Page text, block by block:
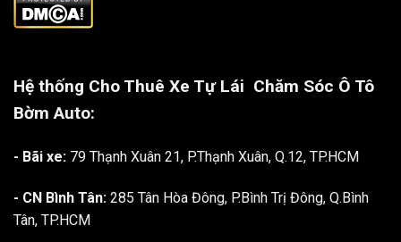
Hệ thống Cho Thuê Xe Tự Lái Chăm Sóc Ô Tô
Bờm Auto:
- Bãi xe: 79 Thạnh Xuân 21, P.Thạnh Xuân, Q.12, TP.HCM
- CN Bình Tân: 285 Tân Hòa Đông, P.Bình Trị Đông, Q.Bình
Tân, TP.HCM